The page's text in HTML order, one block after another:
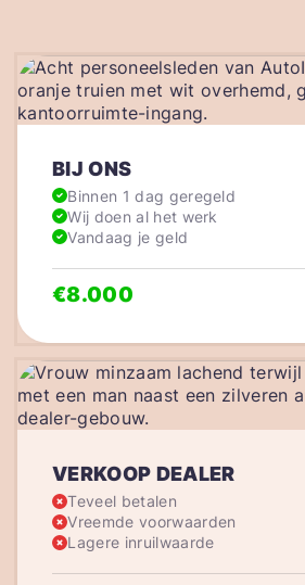
VERKOOP DEALER
Teveel betalen
Vreemde voorwaarden
Lagere inruilwaarde
BIJ ONS
Binnen 1 dag geregeld
Wij doen al het werk
Vandaag je geld
€8.000